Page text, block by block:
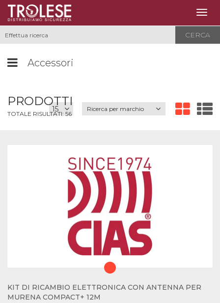
CERCA
Accessori
Ricerca per marchio
PRODOTTI
TOTALE RISULTATI:56
KIT DI RICAMBIO ELETTRONICA CON ANTENNA PER
MURENA COMPACT+ 12M